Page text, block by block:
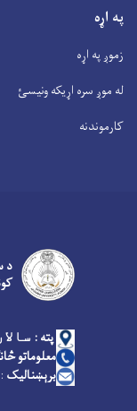
په اړه
زموږ په اړه
له موږ سره اړیکه ونیسئ
کارموندنه
د
پته :
معلوماتو
برېښنالیک : e-archive@sjau.edu.af / sjau.kunar@gmail.com